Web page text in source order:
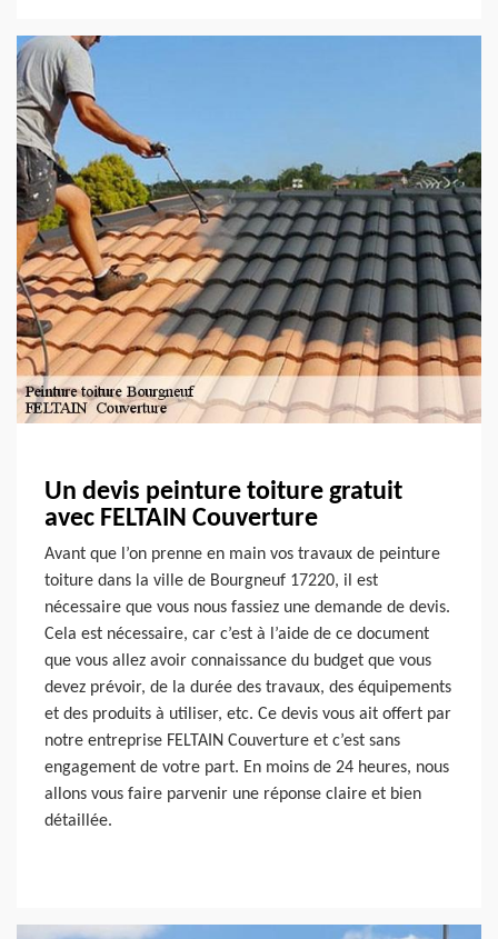
Un devis peinture toiture gratuit
avec FELTAIN Couverture
Avant que l’on prenne en main vos travaux de peinture
toiture dans la ville de Bourgneuf 17220, il est
nécessaire que vous nous fassiez une demande de devis.
Cela est nécessaire, car c’est à l’aide de ce document
que vous allez avoir connaissance du budget que vous
devez prévoir, de la durée des travaux, des équipements
et des produits à utiliser, etc. Ce devis vous ait offert par
notre entreprise FELTAIN Couverture et c’est sans
engagement de votre part. En moins de 24 heures, nous
allons vous faire parvenir une réponse claire et bien
détaillée.